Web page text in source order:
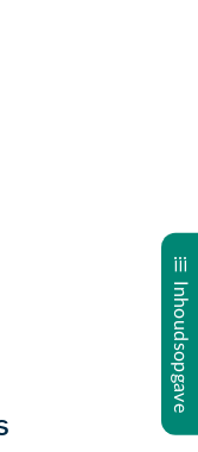
Inhoudsopgave